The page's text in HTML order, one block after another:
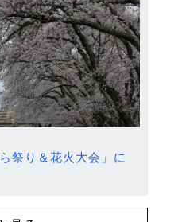
祭り＆花火大会」に